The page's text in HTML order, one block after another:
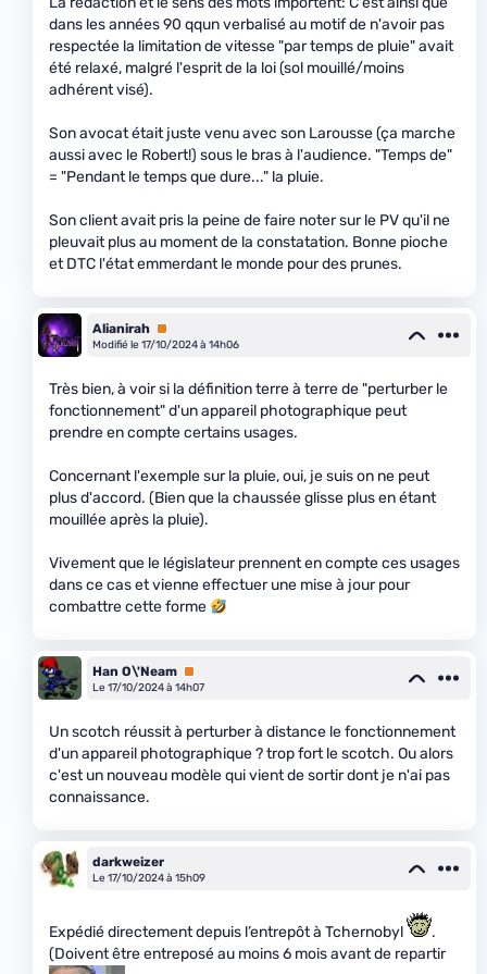
dans les années 90 qqun verbalisé au motif de n'avoir pas
respectée la limitation de vitesse "par temps de pluie" avait
été relaxé, malgré l'esprit de la loi (sol mouillé/moins
adhérent visé).
Son avocat était juste venu avec son Larousse (ça marche
aussi avec le Robert!) sous le bras à l'audience. "Temps de"
= "Pendant le temps que dure..." la pluie.
Son client avait pris la peine de faire noter sur le PV qu'il ne
pleuvait plus au moment de la constatation. Bonne pioche
et DTC l'état emmerdant le monde pour des prunes.
Alianirah Premium
Modifié le 17/10/2024 à 14h06
Très bien, à voir si la définition terre à terre de "perturber le
fonctionnement" d'un appareil photographique peut
prendre en compte certains usages.
Concernant l'exemple sur la pluie, oui, je suis on ne peut
plus d'accord. (Bien que la chaussée glisse plus en étant
mouillée après la pluie).
Vivement que le législateur prennent en compte ces usages
dans ce cas et vienne effectuer une mise à jour pour
combattre cette forme
Han O\'Neam Premium
Le 17/10/2024 à 14h07
Un scotch réussit à perturber à distance le fonctionnement
d'un appareil photographique ? trop fort le scotch. Ou alors
c'est un nouveau modèle qui vient de sortir dont je n'ai pas
connaissance.
darkweizer
Le 17/10/2024 à 15h09
Expédié directement depuis l’entrepôt à Tchernobyl
.
(Doivent être entreposé au moins 6 mois avant de repartir